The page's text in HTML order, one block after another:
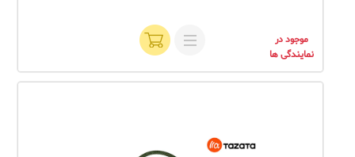
موجود در
نمایندگی ها